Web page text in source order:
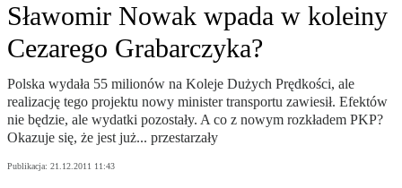
Sławomir Nowak wpada w koleiny
Cezarego Grabarczyka?
Polska wydała 55 milionów na Koleje Dużych Prędkości, ale
realizację tego projektu nowy minister transportu zawiesił. Efektów
nie będzie, ale wydatki pozostały. A co z nowym rozkładem PKP?
Okazuje się, że jest już... przestarzały
Publikacja: 21.12.2011 11:43